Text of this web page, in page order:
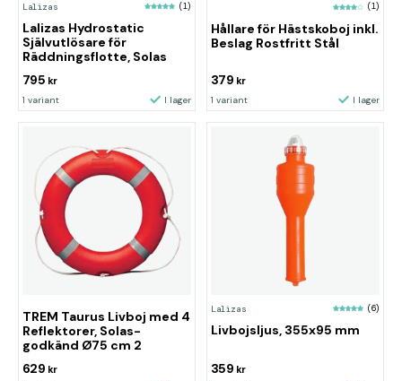
Lalizas (1)
Lalizas Hydrostatic
Självutlösare för
Räddningsflotte, Solas
795 kr
1 variant I lager
(1)
Hållare för Hästskoboj inkl.
Beslag Rostfritt Stål
379 kr
1 variant I lager
TREM Taurus Livboj med 4
Reflektorer, Solas-
godkänd Ø75 cm 2
629 kr
Lalizas (6)
Livbojsljus, 355x95 mm
359 kr